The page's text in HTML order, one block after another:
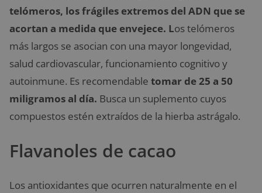
telómeros, los frágiles extremos del ADN que se
acortan a medida que envejece. Los telómeros
más largos se asocian con una mayor longevidad,
salud cardiovascular, funcionamiento cognitivo y
autoinmune. Es recomendable tomar de 25 a 50
miligramos al día. Busca un suplemento cuyos
compuestos estén extraídos de la hierba astrágalo.
Flavanoles de cacao
Los antioxidantes que ocurren naturalmente en el